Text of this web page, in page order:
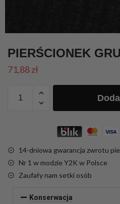
PIERŚCIONEK
71,88zł
14-dniowa gwarancja zwrotu
Nr 1 w modzie Y2K w Polsce
Zaufały nam setki osób
Konserwacja